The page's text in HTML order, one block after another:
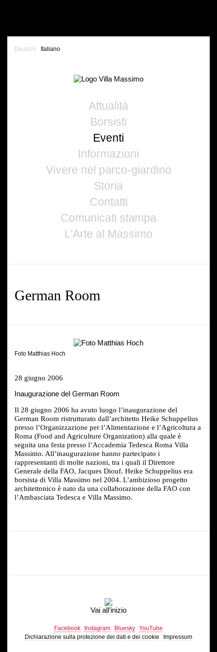
Deutsch Italiano
Attualità
Borsisti
Eventi
Informazioni
Vivere nel parco-giardino
Storia
Contatti
Comunicati stampa
L’Arte al Massimo
German Room
Foto Matthias Hoch
28 giugno 2006
Inaugurazione del German Room
Il 28 giugno 2006 ha avuto luogo l’inaugurazione del
German Room ristrutturato dall’architetto Heike Schuppelius
presso l’Organizzazione per l’Alimentazione e l’Agricoltura a
Roma (Food and Agriculture Organization) alla quale è
seguita una festa presso l’Accademia Tedesca Roma Villa
Massimo. All’inaugurazione hanno partecipato i
rappresentanti di molte nazioni, tra i quali il Direttore
Generale della FAO, Jacques Diouf. Heike Schuppelius era
borsista di Villa Massimo nel 2004. L’ambizioso progetto
architettonico è nato da una collaborazione della FAO con
l’Ambasciata Tedesca e Villa Massimo.
Vai all’inizio
Facebook Instagram Bluesky YouTube
Dichiarazione sulla protezione dei dati e dei cookie
Impressum